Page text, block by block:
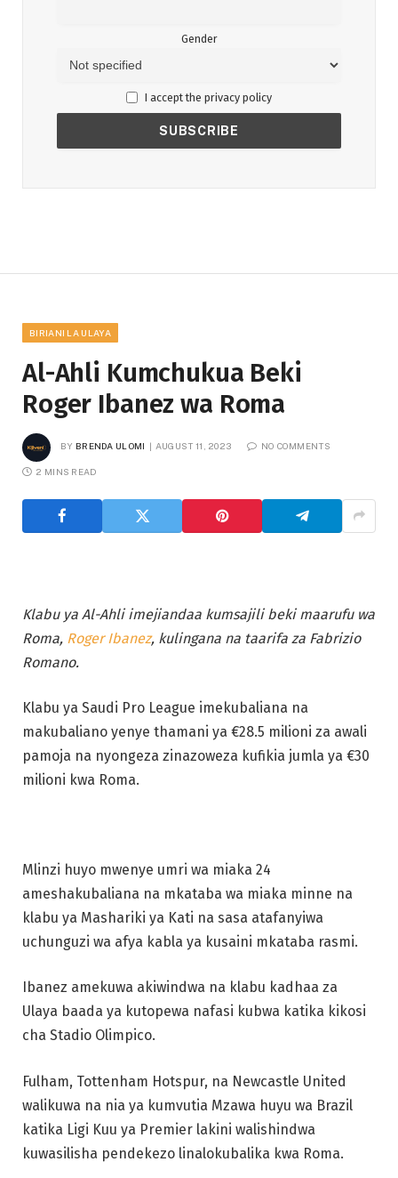
Gender
I accept the privacy policy
BIRIANI LA ULAYA
Al-Ahli Kumchukua Beki
Roger Ibanez wa Roma
BY BRENDA ULOMI AUGUST 11, 2023 NO COMMENTS
2 MINS READ
Klabu ya Al-Ahli imejiandaa kumsajili beki maarufu wa
Roma, Roger Ibanez, kulingana na taarifa za Fabrizio
Romano.
Klabu ya Saudi Pro League imekubaliana na
makubaliano yenye thamani ya €28.5 milioni za awali
pamoja na nyongeza zinazoweza kufikia jumla ya €30
milioni kwa Roma.
Mlinzi huyo mwenye umri wa miaka 24
ameshakubaliana na mkataba wa miaka minne na
klabu ya Mashariki ya Kati na sasa atafanyiwa
uchunguzi wa afya kabla ya kusaini mkataba rasmi.
Ibanez amekuwa akiwindwa na klabu kadhaa za
Ulaya baada ya kutopewa nafasi kubwa katika kikosi
cha Stadio Olimpico.
Fulham, Tottenham Hotspur, na Newcastle United
walikuwa na nia ya kumvutia Mzawa huyu wa Brazil
katika Ligi Kuu ya Premier lakini walishindwa
kuwasilisha pendekezo linalokubalika kwa Roma.